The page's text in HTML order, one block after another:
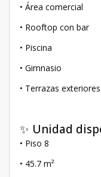
• Área comercial
• Rooftop con bar
• Piscina
• Gimnasio
• Terrazas exteriores
✨ Unidad
• Piso 8
• 45.7 m²